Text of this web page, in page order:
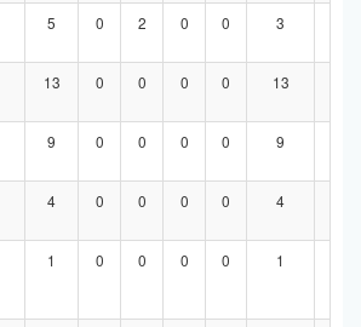
5 0 2 0 0 3
13 0 0 0 0 13
9 0 0 0 0 9
4 0 0 0 0 4
1 0 0 0 0 1